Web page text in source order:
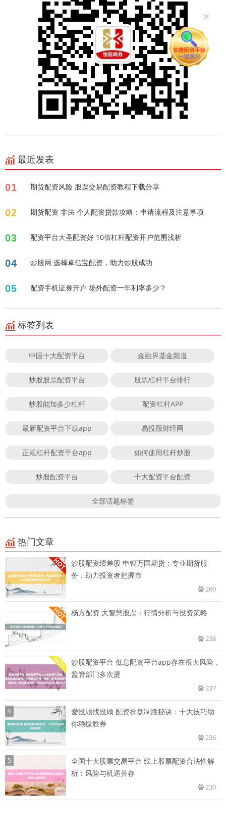
最近发表
01 期货配资风险 股票交易配资教程下载分享
02 期货配资 非法 个人配资贷款攻略：申请流程及注意事项
03 配资平台大圣配资好 10倍杠杆配资开户范围浅析
04 炒股网 选择卓信宝配资，助力炒股成功
05 配资手机证券开户 场外配资一年利率多少？
标签列表
中国十大配资平台 金融界基金频道
炒股股票配资平台 股票杠杆平台排行
炒股能加多少杠杆 配资杠杆APP
最新配资平台下载app 易投顾财经网
正规杠杆配资平台app 如何使用杠杆炒股
炒股配资平台 十大配资平台配资
全部话题标签
热门文章
炒股配资绩差股 申银万国期货：专业期货服
务，助力投资者把握市
260
杨方配资 大智慧股票：行情分析与投资策略
238
炒股配资平台 低息配资平台app存在很大风险，
监管部门多次提
237
4
爱投顾找投顾 配资操盘制胜秘诀：十大技巧助
你稳操胜券
236
5
全国十大股票交易平台 线上股票配资合法性解
析：风险与机遇并存
230